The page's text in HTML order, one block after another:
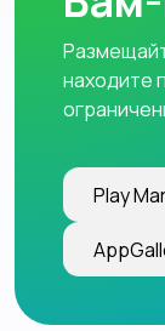
находите
Play